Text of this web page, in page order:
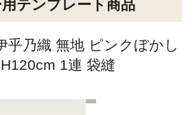
テンプレート商品
乎乃織 無地 ピンクぼかし
1連 袋縫